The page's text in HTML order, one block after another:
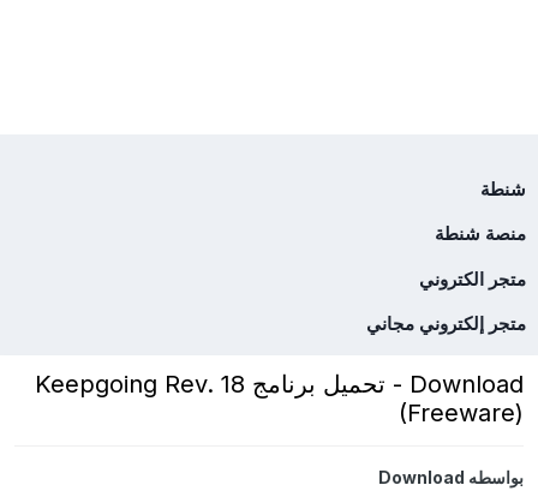
شنطة
منصة شنطة
متجر الكتروني
متجر إلكتروني مجاني
Download - تحميل برنامج Keepgoing Rev. 18
(Freeware)
بواسطهDownload